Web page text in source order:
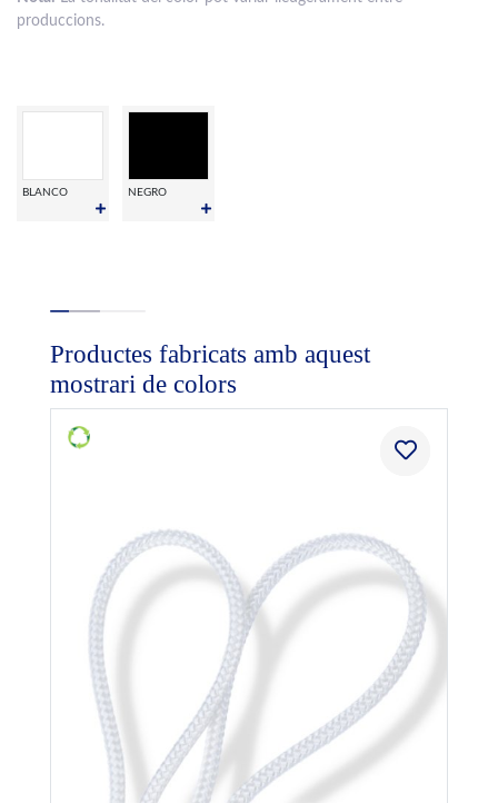
produccions.
BLANCO NEGRO
Productes fabricats amb aquest
mostrari de colors